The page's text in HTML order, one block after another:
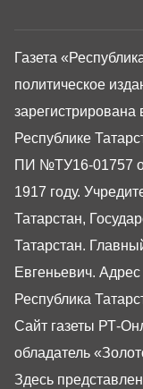
Газета
политическое
Республике
ПИ №ТУ16-01757
1917 году.
Татарстан,
Татарстан.
Евгеньевич.
Республика
Сайт газеты РТ-
обладатель
Здесь